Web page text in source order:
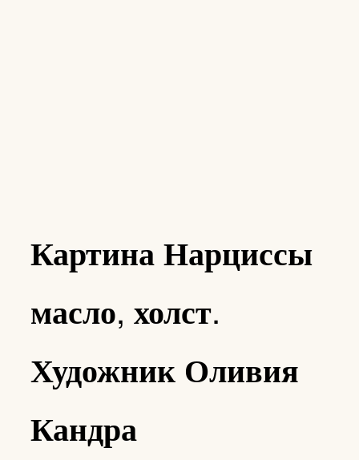
Картина Нарциссы
масло, холст.
Художник Оливия
Кандра